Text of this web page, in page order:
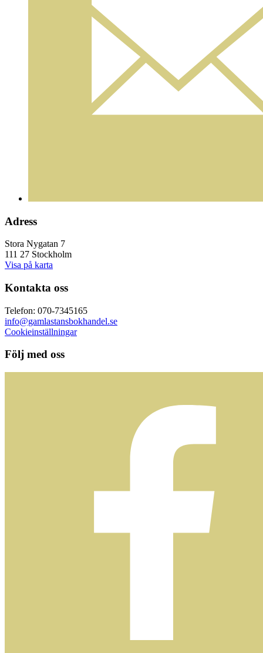
Adress
Stora Nygatan 7
111 27 Stockholm
Visa på karta
Kontakta oss
Telefon: 070-7345165
info@gamlastansbokhandel.se
Cookieinställningar
Följ med oss